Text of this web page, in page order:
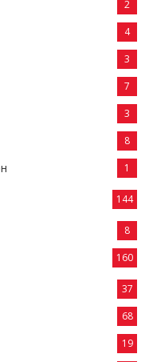
2
4
3
7
3
8
1
144
8
160
37
68
19